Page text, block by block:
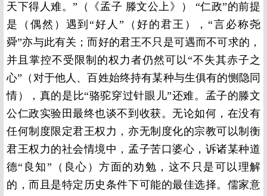
天下得人难。”（《孟子 滕文公上》） “仁政”的前提
是（偶然）遇到“好人”（好的君王），“言必称尧
舜”亦与此有关；而好的君王不只是可遇而不可求的，
并且掌控不受限制的权力者仍然可以“不失其赤子之
心”（对于他人、百姓始终持有某种与生俱有的恻隐同
情），真的是比“骆驼穿过针眼儿”还难。孟子的滕文
公仁政实验田最终也谈不到收获。无论如何，在没有
任何制度限定君王权力，亦无制度化的宗教可以制衡
君王权力的社会情境中，孟子苦口婆心，诉诸某种道
德“良知”（良心）方面的劝勉，这不只是可以理解
的，而且是特定历史条件下可能的最佳选择。儒家意